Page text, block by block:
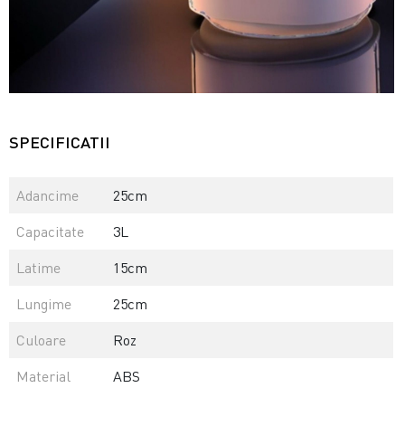
SPECIFICATII
Adancime
25cm
Capacitate
3L
Latime
15cm
Lungime
25cm
Culoare
Roz
Material
ABS